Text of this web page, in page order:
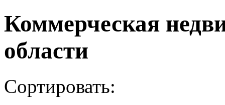
Коммерческая
области
Сортировать: